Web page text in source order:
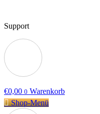
Support
€0,00 0 Warenkorb
Shop-Menü